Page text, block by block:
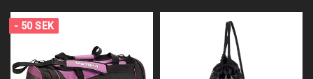
- 50 SEK